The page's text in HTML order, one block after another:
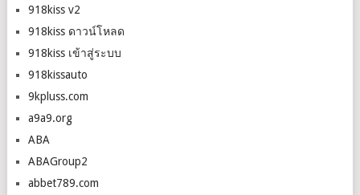
918kiss v2
918kiss ดาวน์โหลด
918kiss เข้าสู่ระบบ
918kissauto
9kpluss.com
a9a9.org
ABA
ABAGroup2
abbet789.com